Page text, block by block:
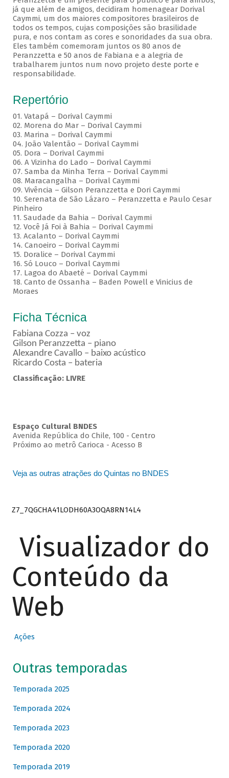
já que além de amigos, decidiram homenagear Dorival
Caymmi, um dos maiores compositores brasileiros de
todos os tempos, cujas composições são brasilidade
pura, e nos contam as cores e sonoridades da sua obra.
Eles também comemoram juntos os 80 anos de
Peranzzetta e 50 anos de Fabiana e a alegria de
trabalharem juntos num novo projeto deste porte e
responsabilidade.
Repertório
01. Vatapá – Dorival Caymmi
02. Morena do Mar – Dorival Caymmi
03. Marina – Dorival Caymmi
04. João Valentão – Dorival Caymmi
05. Dora – Dorival Caymmi
06. A Vizinha do Lado – Dorival Caymmi
07. Samba da Minha Terra – Dorival Caymmi
08. Maracangalha – Dorival Caymmi
09. Vivência – Gilson Peranzzetta e Dori Caymmi
10. Serenata de São Lázaro – Peranzzetta e Paulo Cesar
Pinheiro
11. Saudade da Bahia – Dorival Caymmi
12. Você Já Foi à Bahia – Dorival Caymmi
13. Acalanto – Dorival Caymmi
14. Canoeiro – Dorival Caymmi
15. Doralice – Dorival Caymmi
16. Só Louco – Dorival Caymmi
17. Lagoa do Abaeté – Dorival Caymmi
18. Canto de Ossanha – Baden Powell e Vinicius de
Moraes
Ficha Técnica
Fabiana Cozza – voz
Gilson Peranzzetta – piano
Alexandre Cavallo – baixo acústico
Ricardo Costa – bateria
Classificação: LIVRE
Espaço Cultural BNDES
Avenida República do Chile, 100 - Centro
Próximo ao metrô Carioca - Acesso B
Veja as outras atrações do Quintas no BNDES
Z7_7QGCHA41LODH60A3OQA8RN14L4
Visualizador do
Conteúdo da
Web
Ações
Outras temporadas
Temporada 2025
Temporada 2024
Temporada 2023
Temporada 2020
Temporada 2019